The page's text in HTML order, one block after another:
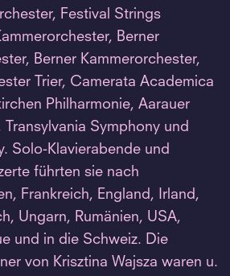
Festival Strings
Berner
Berner Kammerorchester,
Trier, Camerata Academica
Philharmonie, Aarauer
Transylvania Symphony und
Solo-Klavierabende und
führten sie nach
Frankreich, England, Irland,
Ungarn, Rumänien, USA,
und in die Schweiz. Die
von Krisztina Wajsza waren u.